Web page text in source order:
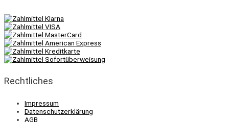
Rechtliches
Impressum
Datenschutzerklärung
AGB